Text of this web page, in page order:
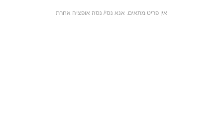
אין פריט מתאים. אנא נסי/ נסה אופציה אחרת